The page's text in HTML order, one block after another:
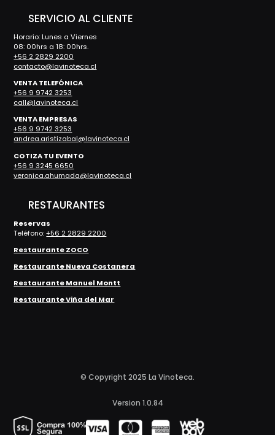
SERVICIO AL CLIENTE
Horario: Lunes a Viernes
08: 00hrs a 18: 00hrs.
+56 2 2829 2200
contacto@lavinoteca.cl
VENTA TELEFÓNICA
+56 9 9742 3253
call@lavinoteca.cl
VENTA EMPRESAS
+56 9 9742 3253
andrea.aristizabal@lavinoteca.cl
COTIZA TU EVENTO
+56 9 3245 6650
veronica.ahumada@lavinoteca.cl
RESTAURANTES
Reservas
Teléfono:+56 2 2829 2200
Restaurante ZOCO
Restaurante Nueva Costanera
Restaurante Manuel Montt
Restaurante Viña del Mar
© Copyright 2025 La Vinoteca.
Version 1.0.84